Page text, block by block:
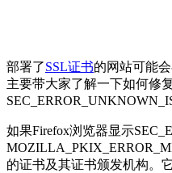
部署了SSL证书的网站可能
主要带大家了解一下如何修
如果Firefox浏览器显示
的证书及其证书颁发机构。